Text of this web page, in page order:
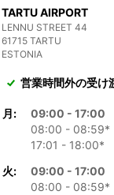
TARTU AIRPORT
LENNU STREET 44
61715 TARTU
ESTONIA
営業時間外の受け
月:
09:00 - 17:00
08:00 - 08:59*
17:01 - 18:00*
火:
09:00 - 17:00
08:00 - 08:59*